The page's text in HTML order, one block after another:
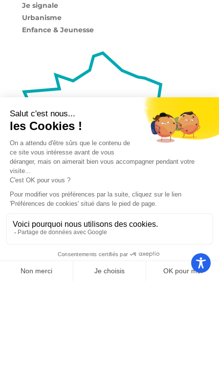
Je signale
Urbanisme
Enfance & Jeunesse
Nos autres sites